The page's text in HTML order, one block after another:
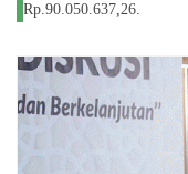
Rp.90.050.637,26.